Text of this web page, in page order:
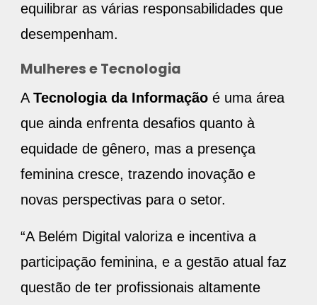
equilibrar as várias responsabilidades que
desempenham.
Mulheres e Tecnologia
A Tecnologia da Informação é uma área
que ainda enfrenta desafios quanto à
equidade de gênero, mas a presença
feminina cresce, trazendo inovação e
novas perspectivas para o setor.
“A Belém Digital valoriza e incentiva a
participação feminina, e a gestão atual faz
questão de ter profissionais altamente